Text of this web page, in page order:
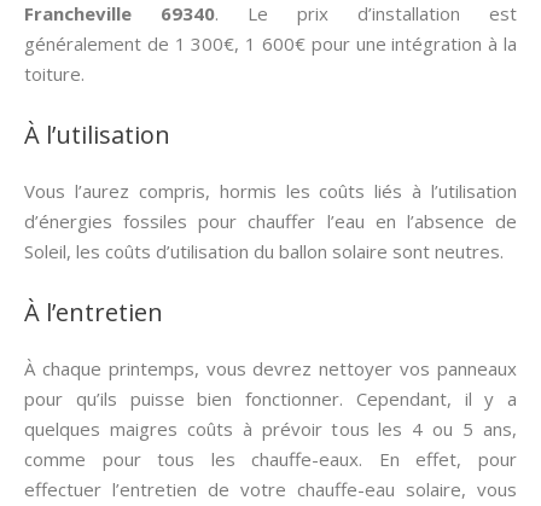
Francheville 69340. Le prix d’installation est
généralement de 1 300€, 1 600€ pour une intégration à la
toiture.
À l’utilisation
Vous l’aurez compris, hormis les coûts liés à l’utilisation
d’énergies fossiles pour chauffer l’eau en l’absence de
Soleil, les coûts d’utilisation du ballon solaire sont neutres.
À l’entretien
À chaque printemps, vous devrez nettoyer vos panneaux
pour qu’ils puisse bien fonctionner. Cependant, il y a
quelques maigres coûts à prévoir tous les 4 ou 5 ans,
comme pour tous les chauffe-eaux. En effet, pour
effectuer l’entretien de votre chauffe-eau solaire, vous